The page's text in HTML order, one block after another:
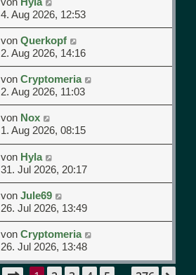
4. Aug 2026, 12:53
von Querkopf
2. Aug 2026, 14:16
von Cryptomeria
2. Aug 2026, 11:03
von Nox
1. Aug 2026, 08:15
von Hyla
31. Jul 2026, 20:17
von Jule69
26. Jul 2026, 13:49
von Cryptomeria
26. Jul 2026, 13:48